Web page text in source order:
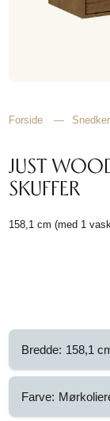
HJEMMET
Forside —
JUST
SKUFFER
158,1 cm (med 1
Bredde: 158,1
Farve: